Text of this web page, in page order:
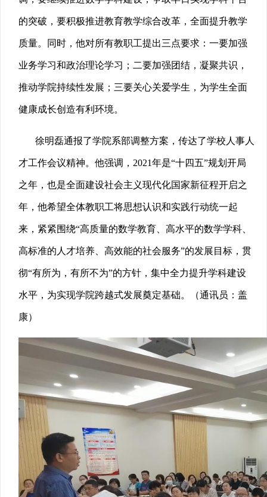
的突破，要积极推进教育教学综合改革，全面提升教学
质量。同时，他对所有教职工提出三点要求：一要加强
业务学习和政治理论学习；二要加强团结，凝聚共识，
推动学院持续性发展；三要关心关爱学生，为学生全面
健康成长创造有利环境。
徐明磊通报了学院系部调整方案，传达了学校人事人
才工作会议精神。他强调，2021年是“十四五”规划开局
之年，也是全面建设社会主义现代化国家新征程开启之
年，他希望全体教职工将思想认识和实践行动统一起
来，紧紧围绕“高质量的数学教育、高水平的数学学科、
高标准的人才培养、高效能的社会服务”的发展目标，贯
彻“有所为，有所不为”的方针，集中全力提升学科建设
水平，为实现学院跨越式发展奠定基础。（通讯员：盖
康）